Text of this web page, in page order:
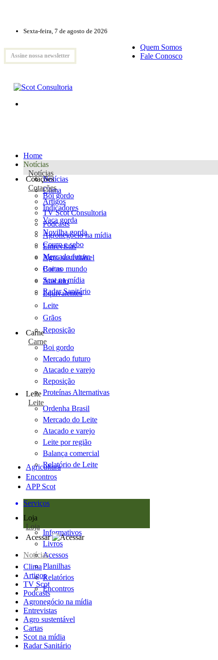
Sexta-feira, 7 de agosto de 2026
Assine nossa newsletter
Quem Somos
Fale Conosco
Home
Notícias
Notícias
Notícias
Clima
Artigos
TV Scot Consultoria
Podcasts
Agronegócio na mídia
Entrevistas
Agro sustentável
Cartas
Scot na mídia
Radar Sanitário
Cotações
Cotações
Boi gordo
Indicadores
Vaca gorda
Novilha gorda
Couro e sebo
Mercado futuro
Boi no mundo
Atacado
Equivalentes
Leite
Grãos
Reposição
Carne
Carne
Boi gordo
Mercado futuro
Atacado e varejo
Reposição
Proteínas Alternativas
Leite
Leite
Ordenha Brasil
Mercado do Leite
Atacado e varejo
Leite por região
Balança comercial
Relatório de Leite
Agricultura
Encontros
APP Scot
Serviços
Loja
Loja
Informativos
Livros
Acessos
Planilhas
Relatórios
Encontros
Acessar
Notícias
Clima
Artigos
TV Scot
Podcasts
Agronegócio na mídia
Entrevistas
Agro sustentável
Cartas
Scot na mídia
Radar Sanitário